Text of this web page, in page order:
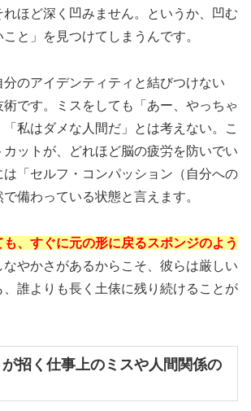
ほど深く凹みません。というか、凹む
と」を見つけてしまうんです。
分のアイデンティティと結びつけない
術です。ミスをしても「あー、やっちゃ
私はダメな人間だ」とは考えない。こ
ットが、どれほど脳の疲労を防いでい
「 セルフ・コンパッション（自分への
で備わっている状態と言えます。
、すぐに元の形に戻るスポンジのよう
なやかさがあるからこそ、彼らは厳しい
誰よりも長く土俵に残り続けることが
招く仕事上のミスや人間関係の